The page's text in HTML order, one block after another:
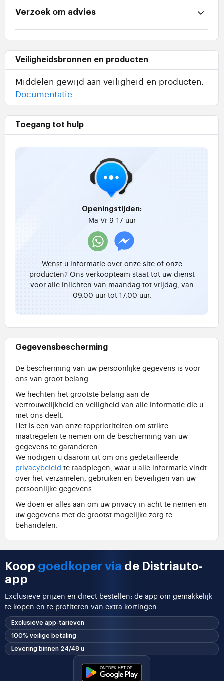
Verzoek om advies
Veiligheidsbronnen en producten
Middelen gewijd aan veiligheid en producten.
Documentatie
Toegang tot hulp
Openingstijden:
Ma-Vr 9-17 uur
Wenst u informatie over onze site of onze
producten? Ons verkoopteam staat tot uw dienst
voor alle inlichten van maandag tot vrijdag, van
09.00 uur tot 17.00 uur.
Gegevensbescherming
De bescherming van uw persoonlijke gegevens is voor
ons van groot belang.
We hechten het grootste belang aan de
vertrouwelijkheid en veiligheid van alle informatie die u
met ons deelt.
Het is een van onze topprioriteiten om strikte
maatregelen te nemen om de bescherming van uw
gegevens te garanderen.
We nodigen u daarom uit om ons gedetailleerde
privacybeleid te raadplegen, waar u alle informatie vindt
over het verzamelen, gebruiken en beveiligen van uw
persoonlijke gegevens.
We doen er alles aan om uw privacy in acht te nemen en
uw gegevens met de grootst mogelijke zorg te
behandelen.
Koop goedkoper via de Distriauto-
app
Exclusieve prijzen en direct bestellen: de app om gemakkelijk
te kopen en te profiteren van extra kortingen.
Exclusieve app-tarieven
100% veilige betaling
Levering binnen 24/48 u